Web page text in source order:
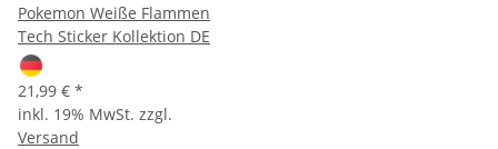
Pokemon Weiße Flammen
Tech Sticker Kollektion DE
21,99 € *
inkl. 19% MwSt. zzgl.
Versand